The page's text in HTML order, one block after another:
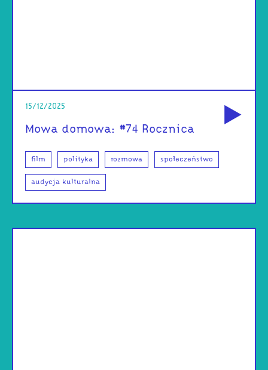
15/12/2025
Mowa domowa: #74 Rocznica
film polityka rozmowa społeczeństwo
audycja kulturalna